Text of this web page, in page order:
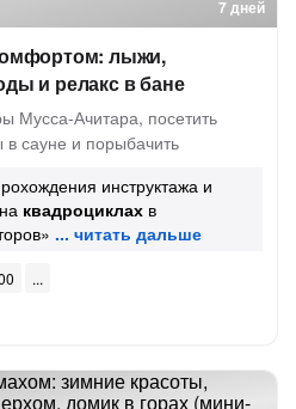
7 дней
лыжи,
и релакс в бане
Мусса-Ачитара, посетить
сауне и порыбачить
инструктажа и
квадроциклах в